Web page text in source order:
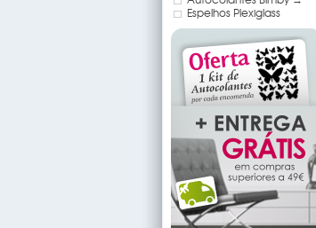
Espelhos Plexiglass